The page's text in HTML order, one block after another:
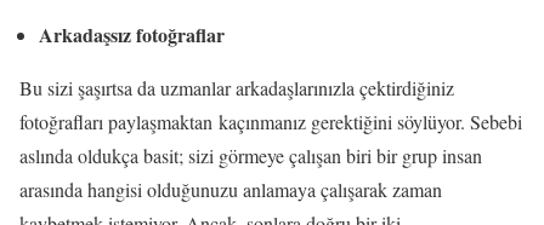
Arkadaşsız fotoğraflar
Bu sizi şaşırtsa da uzmanlar arkadaşlarınızla çektirdiğiniz
fotoğrafları paylaşmaktan kaçınmanız gerektiğini söylüyor. Sebebi
aslında oldukça basit; sizi görmeye çalışan biri bir grup insan
arasında hangisi olduğunuzu anlamaya çalışarak zaman